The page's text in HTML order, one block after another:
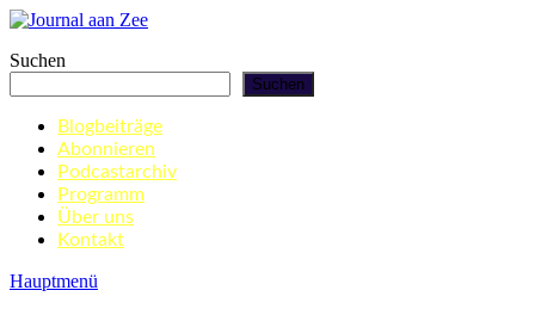
Zum
springen
Journal aan Zee
Suchen
Suchen
Blogbeiträge
Abonnieren
Podcastarchiv
Programm
Über uns
Kontakt
Hauptmenü